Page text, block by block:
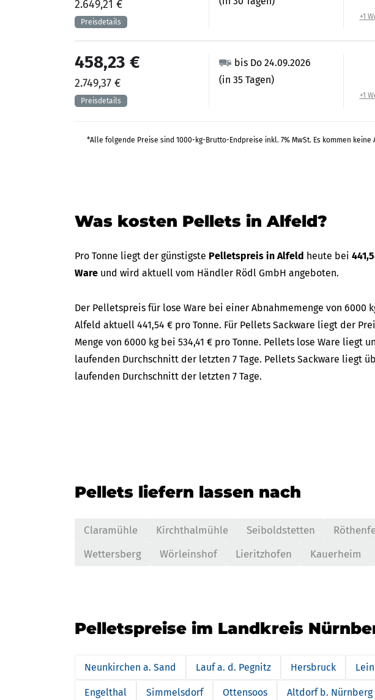
2.649,21 €
+1
bis Do 24.09.2026
(in 35 Tagen)
458,23 €
2.749,37 €
+1
*Alle folgende Preise sind 1000-kg-Brutto-Endpreise inkl. 7% MwSt. Es kommen keine
Was kosten Pellets in Alfeld?
Pro Tonne liegt der günstigste Pelletspreis in Alfeld heute bei
Ware und wird aktuell vom Händler Rödl GmbH angeboten.
Der Pelletspreis für lose Ware bei einer Abnahmemenge von 6000
Alfeld aktuell 441,54 € pro Tonne. Für Pellets Sackware liegt der
Menge von 6000 kg bei 534,41 € pro Tonne. Pellets lose Ware liegt
laufenden Durchschnitt der letzten 7 Tage. Pellets Sackware liegt
laufenden Durchschnitt der letzten 7 Tage.
Pellets liefern lassen nach
Claramühle Kirchthalmühle Seiboldstetten
Wettersberg
Wörleinshof Lieritzhofen Kauerheim
Pelletspreise im Landkreis
Neunkirchen a. Sand Lauf a. d. Pegnitz Hersbruck
Engelthal Simmelsdorf Ottensoos Altdorf b. Nürnberg